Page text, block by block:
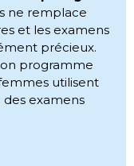
ne remplace
et les examens
précieux.
programme
utilisent
examens